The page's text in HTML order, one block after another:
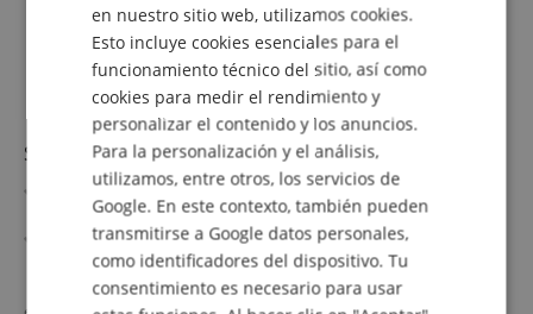
Sennheiser EW-DP ME4 Set (Y1-3)
Sistema de micrófono inalámbrico UHF totalmente
digital para aplicaciones de video
Micrófono lavalier ME 4 con patrón cardioide
Rango de frecuencia Y1-3: 1785,2 - 1799,8 MHz
Duración de batería especialmente larga: transmisor
ver más
655,00 €
ITALIAN
SPANISH
en nuestro sitio web, utilizamos cookies.
Esto incluye cookies esenciales para el
funcionamiento técnico del sitio, así como
cookies para medir el rendimiento y
personalizar el contenido y los anuncios.
Para la personalización y el análisis,
utilizamos, entre otros, los servicios de
Google. En este contexto, también pueden
transmitirse a Google datos personales,
como identificadores del dispositivo. Tu
consentimiento es necesario para usar